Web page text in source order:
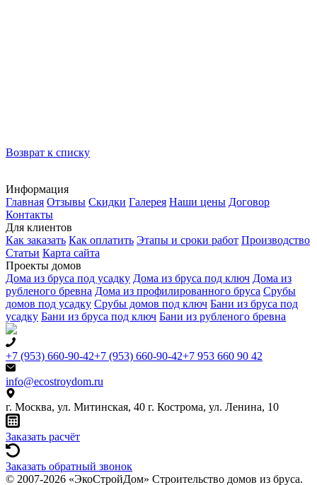
Возврат к списку
Информация
Главная Отзывы Скидки Галерея Наши цены Договор
Контакты
Для клиентов
Как заказать Как оплатить Этапы и сроки работ Производство
Статьи Карта сайта
Проекты домов
Дома из бруса под усадку Дома из бруса под ключ Дома из
рубленого бревна Дома из профилированного бруса Срубы
домов под усадку Срубы домов под ключ Бани из бруса под
усадку Бани из бруса под ключ Бани из рубленого бревна
+7 (953) 660-90-42+7 (953) 660-90-42+7 953 660 90 42
info@ecostroydom.ru
г. Москва, ул. Митинская, 40 г. Кострома, ул. Ленина, 10
Заказать расчёт
Заказать обратный звонок
© 2007-2026 «ЭкоСтройДом» Строительство домов из бруса.